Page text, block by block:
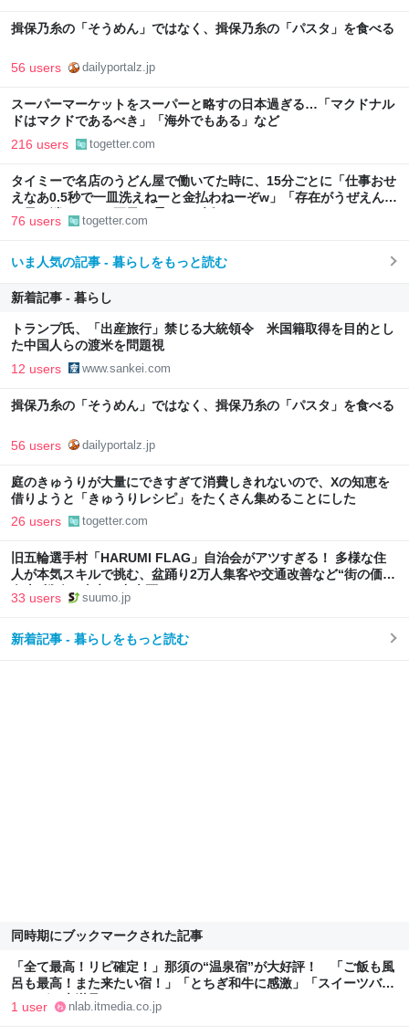
揖保乃糸の「そうめん」ではなく、揖保乃糸の「パスタ」を食べる
56 users dailyportalz.jp
スーパーマーケットをスーパーと略すの日本過ぎる…「マクドナル
ドはマクドであるべき」「海外でもある」など
216 users togetter.com
タイミーで名店のうどん屋で働いてた時に、15分ごとに「仕事おせ
えなあ0.5秒で一皿洗えねーと金払わねーぞw」「存在がうぜえんだ
よ早く消えろ」と耳元で囁かれた話
76 users togetter.com
いま人気の記事 - 暮らしをもっと読む
新着記事 - 暮らし
トランプ氏、「出産旅行」禁じる大統領令 米国籍取得を目的とし
た中国人らの渡米を問題視
12 users www.sankei.com
揖保乃糸の「そうめん」ではなく、揖保乃糸の「パスタ」を食べる
56 users dailyportalz.jp
庭のきゅうりが大量にできすぎて消費しきれないので、Xの知恵を
借りようと「きゅうりレシピ」をたくさん集めることにした
26 users togetter.com
旧五輪選手村「HARUMI FLAG」自治会がアツすぎる！ 多様な住
人が本気スキルで挑む、盆踊り2万人集客や交通改善など“街の価値
向上”戦略 東京・中央区
33 users suumo.jp
新着記事 - 暮らしをもっと読む
同時期にブックマークされた記事
「全て最高！リピ確定！」那須の“温泉宿”が大好評！ 「ご飯も風
呂も最高！また来たい宿！」「とちぎ和牛に感激」「スイーツバイ
キングに大満足」（1/2） | ライフ ねとらぼリサーチ
1 user nlab.itmedia.co.jp